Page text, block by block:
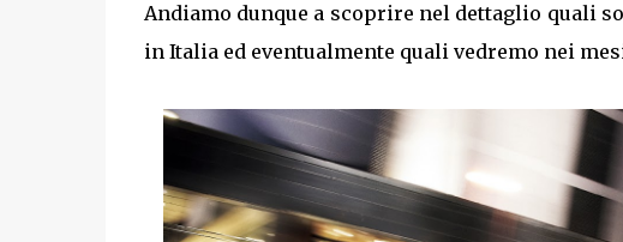
Andiamo dunque a scoprire nel dettaglio quali
in Italia ed eventualmente quali vedremo nei